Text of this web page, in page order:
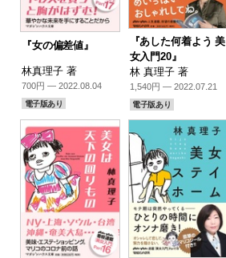
『女の偏差値』
林真理子 著
700円 — 2022.08.04
電子版あり
『あした何着よう 美
女入門20』
林 真理子 著
1,540円 — 2022.07.21
電子版あり